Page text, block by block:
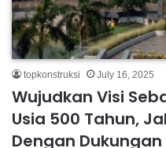
topkonstruksi July 16, 2025
Wujudkan Visi
Usia 500 Tahun,
Dengan